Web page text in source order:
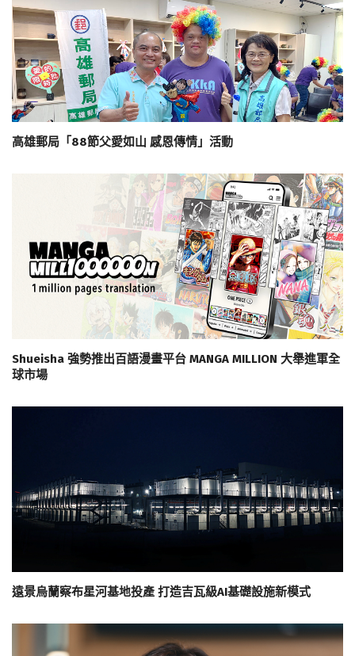
高雄郵局「88節父愛如山 感恩傳情」活動
Shueisha 強勢推出百語漫畫平台 MANGA MILLION 大舉進軍全
球市場
遠景烏蘭察布星河基地投產 打造吉瓦級AI基礎設施新模式